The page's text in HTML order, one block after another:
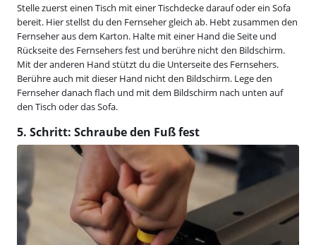
Stelle zuerst einen Tisch mit einer Tischdecke darauf oder ein Sofa
bereit. Hier stellst du den Fernseher gleich ab. Hebt zusammen den
Fernseher aus dem Karton. Halte mit einer Hand die Seite und
Rückseite des Fernsehers fest und berühre nicht den Bildschirm.
Mit der anderen Hand stützt du die Unterseite des Fernsehers.
Berühre auch mit dieser Hand nicht den Bildschirm. Lege den
Fernseher danach flach und mit dem Bildschirm nach unten auf
den Tisch oder das Sofa.
5. Schritt: Schraube den Fuß fest